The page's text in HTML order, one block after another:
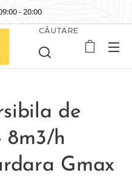
- 20:00
CĂUTARE
de
8m3/h
Gmax